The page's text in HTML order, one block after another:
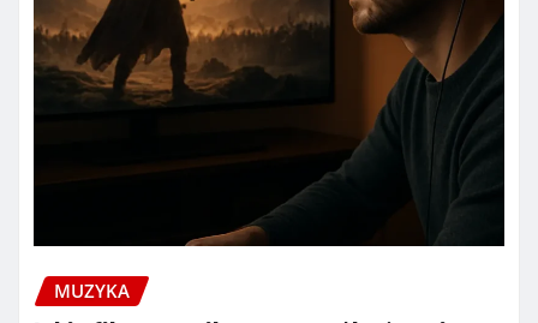
MUZYKA